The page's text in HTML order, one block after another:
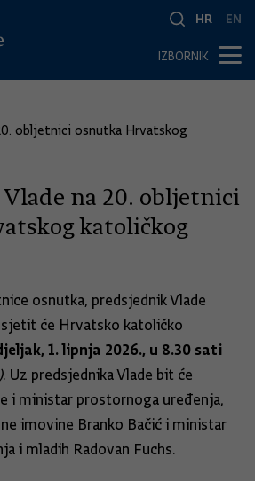
HR EN
IZBORNIK
obljetnici osnutka Hrvatskog
na 20. obljetnici
katoličkog
osnutka, predsjednik Vlade
će Hrvatsko katoličko
1. lipnja 2026., u 8.30 sati
. Uz predsjednika Vlade bit će
i ministar prostornoga uređenja,
imovine Branko Bačić i ministar
i mladih Radovan Fuchs.